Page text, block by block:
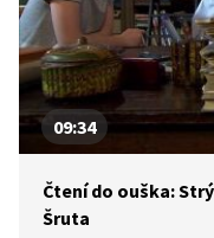
09:34
Čtení do ouška:
Šruta